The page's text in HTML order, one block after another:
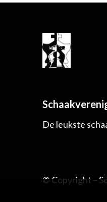
De leukste
© Copyright –